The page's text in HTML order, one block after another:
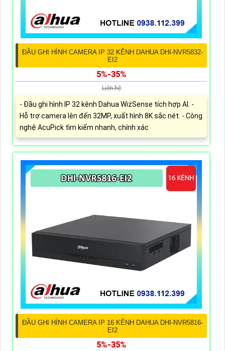
ĐẦU GHI HÌNH CAMERA IP 32 KÊNH DAHUA DHI-NVR5832-
EI2
5%-35%
Liên hệ
- Đầu ghi hình IP 32 kênh Dahua WizSense tích hợp AI. -
Hỗ trợ camera lên đến 32MP, xuất hình 8K sắc nét. - Công
nghệ AcuPick tìm kiếm nhanh, chính xác
ĐẦU GHI HÌNH CAMERA IP 16 KÊNH DAHUA DHI-NVR5816-
EI2
5%-35%